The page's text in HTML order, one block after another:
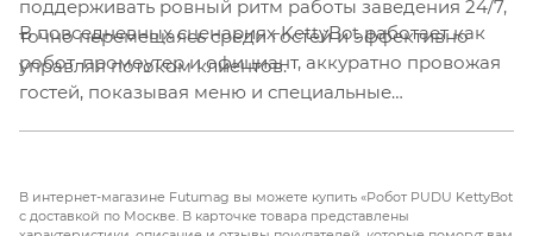
поддерживать ровный ритм работы заведения 24/7,
точно перемещаясь среди гостей и эффективно
управляя потоком клиентов.
В повседневных сценариях KettyBot работает как
робот-промоутер и официант, аккуратно провожая
гостей, показывая меню и специальные
мероприятиях, где необходимо поддерживать
В интернет-магазине Futumag вы можете купить «Робот PUDU KettyBot
с доставкой по Москве. В карточке товара представлены